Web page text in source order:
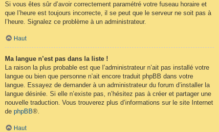
Si vous êtes sûr d’avoir correctement paramétré votre fuseau horaire et
que l’heure est toujours incorrecte, il se peut que le serveur ne soit pas à
l’heure. Signalez ce problème à un administrateur.
Haut
Ma langue n’est pas dans la liste !
La raison la plus probable est que l’administrateur n’ait pas installé votre
langue ou bien que personne n’ait encore traduit phpBB dans votre
langue. Essayez de demander à un administrateur du forum d’installer la
langue désirée. Si elle n’existe pas, n’hésitez pas à créer et partager une
nouvelle traduction. Vous trouverez plus d’informations sur le site Internet
de phpBB®.
Haut